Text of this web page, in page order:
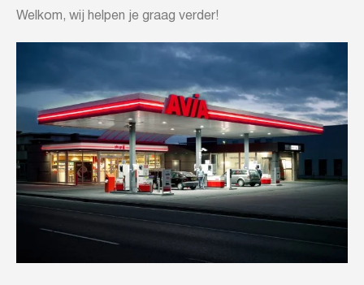
Welkom, wij helpen je graag verder!